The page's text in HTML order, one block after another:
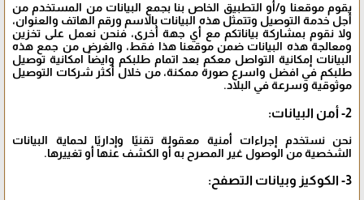
يقوم موقعنا و/أو التطبيق الخاص بنا بجمع البيانات من المستخدم من
أجل خدمة التوصيل وتتمثل هذه البيانات بالاسم ورقم الهاتف والعنوان،
ولا نقوم بمشاركة بياناتكم مع أي جهة أخرى، فنحن نعمل على تخزين
ومعالجة هذه البيانات ضمن موقعنا هذا فقط، والغرض من جمع هذه
البيانات إمكانية التواصل معكم بعد اتمام طلبكم وايضاً امكانية توصيل
طلبكم في افضل واسرع صورة ممكنة، من خلال أكثر شركات التوصيل
موثوقية وسرعة في البلاد.
2- أمن البيانات:
نحن نستخدم إجراءات أمنية معقولة تقنيًا وإداريًا لحماية البيانات
الشخصية من الوصول غير المصرح به أو الكشف عنها أو تغييرها.
3- الكوكيز وبيانات التصفح: